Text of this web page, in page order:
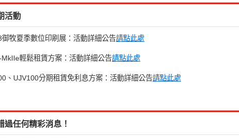
活動
御牧夏季數位印刷展：活動詳細公告請點此處
MkIIe輕鬆租賃方案：活動詳細公告請點此處
、UJV100分期租賃免利息方案：活動詳細公告請點此處
過任何精彩消息！